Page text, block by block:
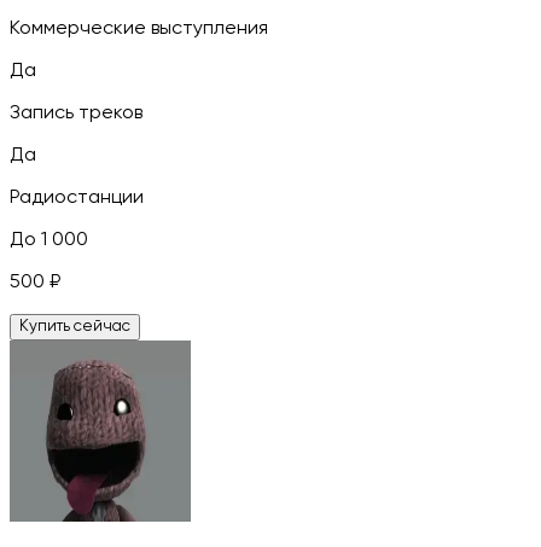
Коммерческие выступления
Да
Запись треков
Да
Радиостанции
До 1 000
500 ₽
Купить сейчас